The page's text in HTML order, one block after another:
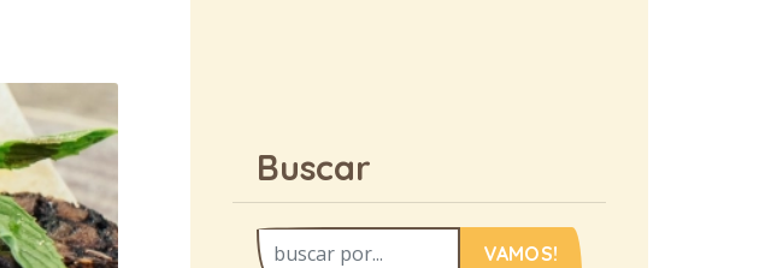
Buscar
VAMOS!